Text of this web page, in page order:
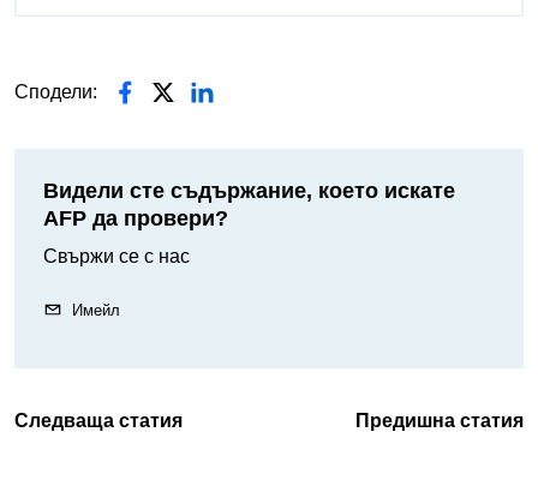
Сподели:
Видели сте съдържание, което искате
AFP да провери?
Свържи се с нас
Имейл
Следваща статия Предишна статия